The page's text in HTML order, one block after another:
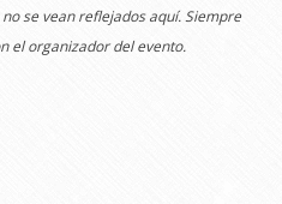
se vean reflejados aquí. Siempre
el organizador del evento.